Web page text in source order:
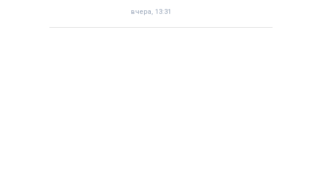
вчера, 13:31